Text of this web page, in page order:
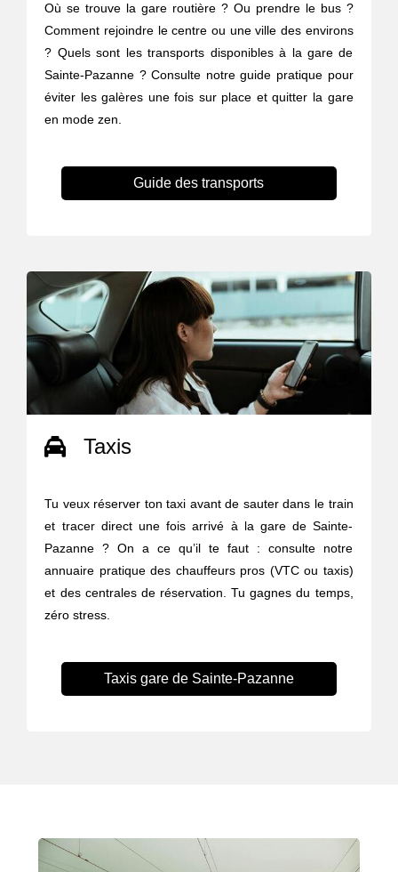
Où se trouve la gare routière ? Ou prendre le bus ?
Comment rejoindre le centre ou une ville des environs
? Quels sont les transports disponibles à la gare de
Sainte-Pazanne ? Consulte notre guide pratique pour
éviter les galères une fois sur place et quitter la gare
en mode zen.
Guide des transports
Taxis
Tu veux réserver ton taxi avant de sauter dans le train
et tracer direct une fois arrivé à la gare de Sainte-
Pazanne ? On a ce qu’il te faut : consulte notre
annuaire pratique des chauffeurs pros (VTC ou taxis)
et des centrales de réservation. Tu gagnes du temps,
zéro stress.
Taxis gare de Sainte-Pazanne